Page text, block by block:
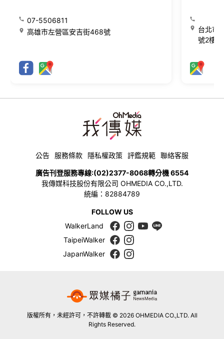
07-5506811
高雄市左營區安吉街468號
台北市
號2樓
公告 服務條款 隱私權政策 評鑑規範 聯絡客服
廣告刊登服務專線:(02)2377-8068轉分機 6554
我傳媒科技股份有限公司 OHMEDIA CO.,LTD.
統編：82884789
FOLLOW US
WalkerLand
TaipeiWalker
JapanWalker
版權所有，未經許可，不許轉載 © 2026 OHMEDIA CO.,LTD. All
Rights Reserved.